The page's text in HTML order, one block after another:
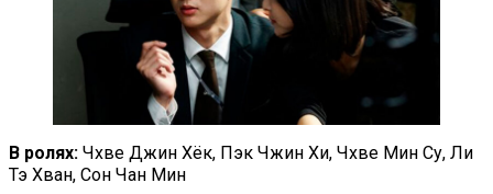
В ролях: Чхве Джин Хёк, Пэк Чжин Хи, Чхве Мин Су, Ли
Тэ Хван, Сон Чан Мин